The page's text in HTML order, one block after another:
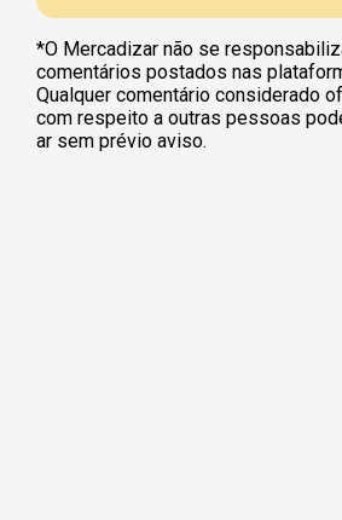
*O Mercadizar não se
comentários postados nas
Qualquer comentário considerado
com respeito a outras pessoas
ar sem prévio aviso.